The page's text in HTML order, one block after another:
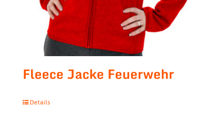
Fleece Jacke Feuerwehr
Details